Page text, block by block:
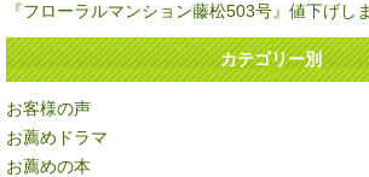
『フローラルマンション藤松503号』値下げし
カテゴリー別
お客様の声
お薦めドラマ
お薦めの本